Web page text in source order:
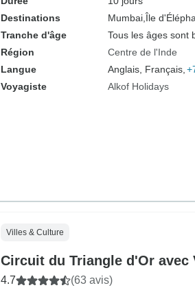
Destinations
Mumbai, Île
Tranche d'âge
Tous les âges sont
Région
Centre de l'Inde
Langue
Anglais, Français,
Voyagiste
Alkof Holidays
Villes & Culture
Circuit du Triangle d'Or avec
4.7 (63 avis)